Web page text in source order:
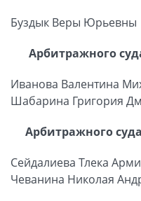
Буздык Веры Юрьевны
Арбитражного
Иванова Валентина
Шабарина Григория
Арбитражного
Сейдалиева Тлека
Чеванина Николая